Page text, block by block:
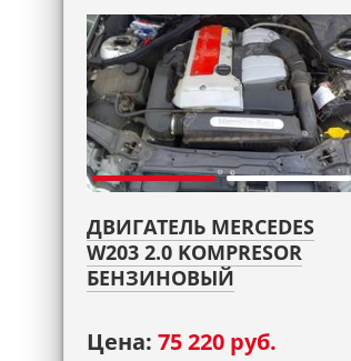
ДВИГАТЕЛЬ MERCEDES
W203 2.0 KOMPRESOR
БЕНЗИНОВЫЙ
Цена: 75 220 руб.